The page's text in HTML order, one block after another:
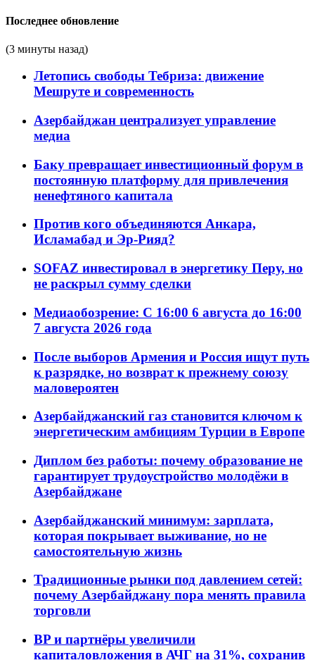
Последнее обновление
(3 минуты назад)
Летопись свободы Тебриза: движение
Мешруте и современность
Азербайджан централизует управление
медиа
Баку превращает инвестиционный форум в
постоянную платформу для привлечения
ненефтяного капитала
Против кого объединяются Анкара,
Исламабад и Эр-Рияд?
SOFAZ инвестировал в энергетику Перу, но
не раскрыл сумму сделки
Медиаобозрение: С 16:00 6 августа до 16:00
7 августа 2026 года
После выборов Армения и Россия ищут путь
к разрядке, но возврат к прежнему союзу
маловероятен
Азербайджанский газ становится ключом к
энергетическим амбициям Турции в Европе
Диплом без работы: почему образование не
гарантирует трудоустройство молодёжи в
Азербайджане
Азербайджанский минимум: зарплата,
которая покрывает выживание, но не
самостоятельную жизнь
Традиционные рынки под давлением сетей:
почему Азербайджану пора менять правила
торговли
BP и партнёры увеличили
капиталовложения в АЧГ на 31%, сохранив